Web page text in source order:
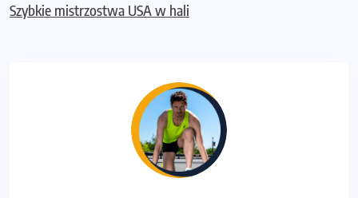
Szybkie mistrzostwa USA w hali